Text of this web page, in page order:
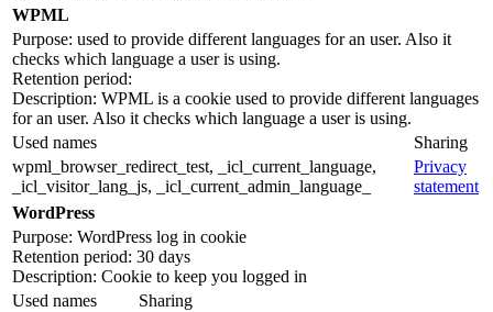
WPML
Purpose: used to provide different languages for an user. Also it
checks which language a user is using.
Retention period:
Description: WPML is a cookie used to provide different languages
for an user. Also it checks which language a user is using.
Used names
Sharing
wpml_browser_redirect_test, _icl_current_language,
_icl_visitor_lang_js, _icl_current_admin_language_
Privacy
statement
WordPress
Purpose: WordPress log in cookie
Retention period: 30 days
Description: Cookie to keep you logged in
Used names
Sharing